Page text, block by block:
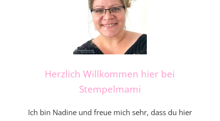
Herzlich Willkommen hier bei
Stempelmami
Ich bin Nadine und freue mich sehr, dass du hier